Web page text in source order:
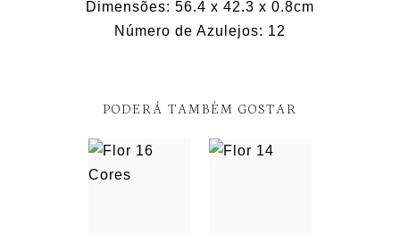
Dimensões: 56.4 x 42.3 x 0.8cm
Número de Azulejos: 12
PODERÁ TAMBÉM GOSTAR